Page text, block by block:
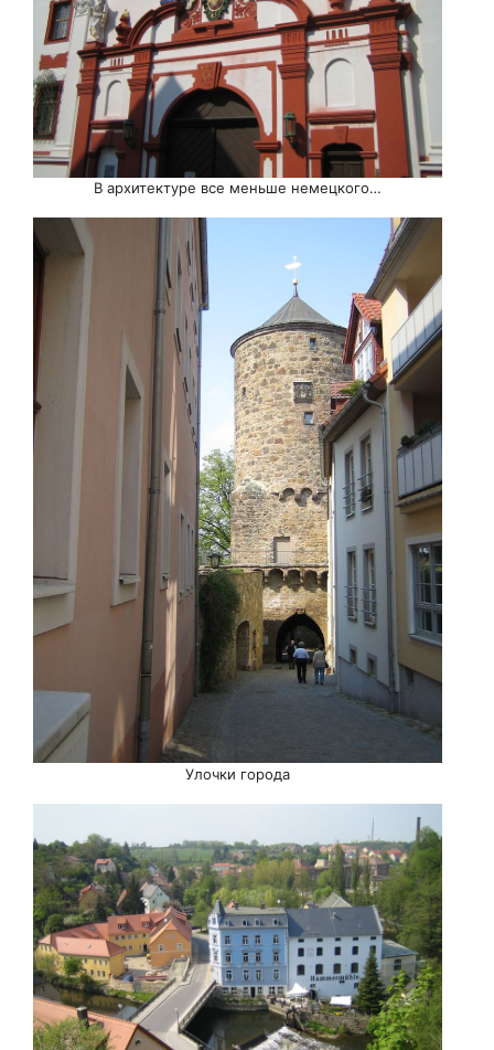
В архитектуре все меньше немецкого…
Улочки города